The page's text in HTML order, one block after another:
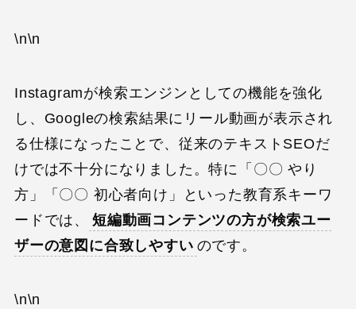
\n\n
Instagramが検索エンジンとしての機能を強化
し、Googleの検索結果にリール動画が表示され
る仕様になったことで、従来のテキストSEOだ
けでは不十分になりました。特に「〇〇 やり
方」「〇〇 初心者向け」といった教育系キーワ
ードでは、
短編動画コンテンツの方が検索ユー
ザーの意図に合致しやすい のです。
\n\n